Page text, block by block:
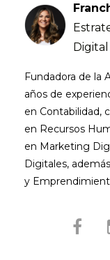
Digital
Fundadora de la
años de
en Contabilidad,
en Recursos
en Marketing
Digitales,
y